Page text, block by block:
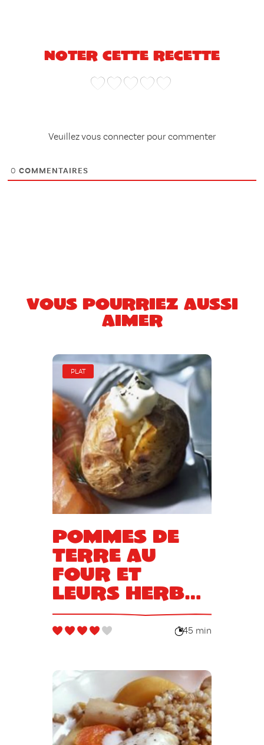
Noter cette recette
Veuillez vous connecter pour commenter
0 COMMENTAIRES
Vous pourriez aussi
aimer
PLAT
Pommes de
terre au
four et
leurs herbes
de Provence
45 min